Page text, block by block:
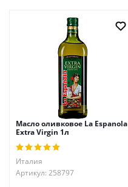
Масло оливковое La Espanola
Extra Virgin 1л
Италия
Артикул: 258797